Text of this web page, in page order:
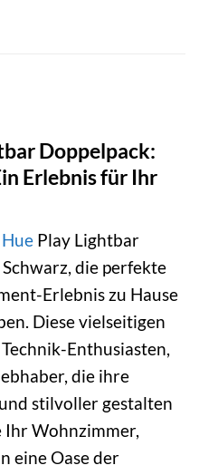
Doppelpack:
Erlebnis für Ihr
Play Lightbar
die perfekte
Erlebnis zu Hause
Diese vielseitigen
Enthusiasten,
die ihre
stilvoller gestalten
Ihr Wohnzimmer,
eine Oase der